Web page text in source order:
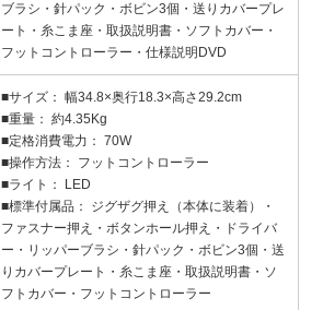
ブラシ・針パック・ボビン3個・送りカバープレ
ート・糸こま座・取扱説明書・ソフトカバー・
フットコントローラー・仕様説明DVD
■サイズ： 幅34.8×奥行18.3×高さ29.2cm
■重量： 約4.35Kg
■定格消費電力： 70W
■操作方法： フットコントローラー
■ライト： LED
■標準付属品： ジグザグ押え（本体に装着）・
ファスナー押え・ボタンホール押え・ドライバ
ー・リッパーブラシ・針パック・ボビン3個・送
りカバープレート・糸こま座・取扱説明書・ソ
フトカバー・フットコントローラー